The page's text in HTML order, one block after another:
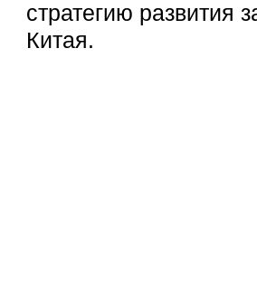
стратегию развития
Китая.